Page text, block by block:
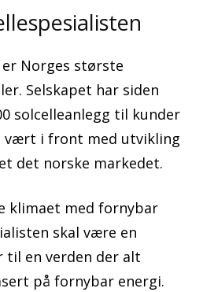
Norges største
Selskapet har siden
solcelleanlegg til kunder
vært i front med utvikling
det norske markedet.
klimaet med fornybar
skal være en
til en verden der alt
på fornybar energi.